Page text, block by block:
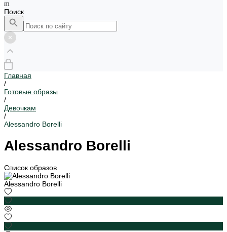
Поиск
Главная
/
Готовые образы
/
Девочкам
/
Alessandro Borelli
Alessandro Borelli
Список образов
Alessandro Borelli